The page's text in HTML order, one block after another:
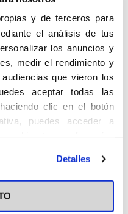
y de terceros para
el análisis de tus
los anuncios y
medir el rendimiento y
que vieron los
aceptar todas las
clic en el botón
puedes acceder a
tus preferencias
más información puedes
Detalles
(Sevilla),
de Universidad.
la Universidad
Obtuvo una
de Universidad